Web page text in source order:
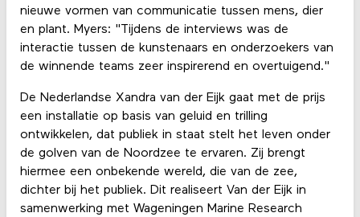
nieuwe vormen van communicatie tussen mens, dier
en plant. Myers: "Tijdens de interviews was de
interactie tussen de kunstenaars en onderzoekers van
de winnende teams zeer inspirerend en overtuigend."
De Nederlandse Xandra van der Eijk gaat met de prijs
een installatie op basis van geluid en trilling
ontwikkelen, dat publiek in staat stelt het leven onder
de golven van de Noordzee te ervaren. Zij brengt
hiermee een onbekende wereld, die van de zee,
dichter bij het publiek. Dit realiseert Van der Eijk in
samenwerking met Wageningen Marine Research